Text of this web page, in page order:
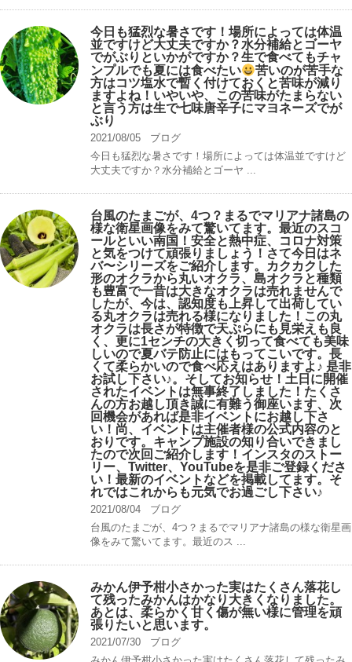
今日も猛烈な暑さです！場所によっては体温
並ですけど大丈夫ですか？水分補給とゴーヤ
でがぶりといかがですか？生で食べてもチャ
ンプルでも夏には食べたい
苦いのが苦手な
方はコツ塩水で暫く付けておくと苦味が減り
ますよね！いやいや、この苦味がたまらない
と言う方は生で七味唐辛子にマヨネーズでが
ぶり
2021/08/05
ブログ
今日も猛烈な暑さです！場所によっては体温並ですけど
大丈夫ですか？水分補給とゴーヤ ...
台風のたまごが、4つ？まるでマリアナ諸島の
様な衛星画像をみて驚いてます。最近のスコ
ールといい南国！安全と熱中症、コロナ対策
と気をつけて頑張りましょう！さて今日はネ
バ〜シリーズをご紹介します。カクカクした
形のオクラから丸いオクラ、島オクラと種類
も豊富で一昔は大きなオクラは売れませんで
したが、今は、認知度も上昇して出荷してい
る丸オクラは売れる様になりました！この丸
オクラは長さが特徴で天ぷらにも見栄えも良
く、更に1センチの大きく切って食べても美味
しいので夏バテ防止にはもってこいです。長
くて柔らかいので食べ応えはありますよ♪ 是非
お試し下さい♪。そしてお知らせ！土日に開催
されたイベントは無事終了しました！たくさ
んの方お越し頂き誠に有難う御座います、次
回機会があれば是非イベントにお越し下さ
い！尚、イベントは主催者様の公式内容のと
おりです。キャンプ️施設の知り合いできまし
たので次回ご紹介します！インスタのストー
リー、Twitter、YouTubeを是非ご登録くださ
い！最新のイベントなどを掲載してます。そ
れではこれからも元気でお過ごし下さい♪
2021/08/04
ブログ
台風のたまごが、4つ？まるでマリアナ諸島の様な衛星画
像をみて驚いてます。最近のス ...
みかん伊予柑小さかった実はたくさん落花し
て残ったみかんはかなり大きくなりました。
あとは、柔らかく甘く傷が無い様に管理を頑
張りたいと思います。
2021/07/30
ブログ